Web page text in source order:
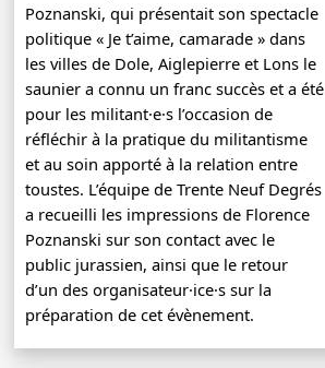
Poznanski, qui présentait son spectacle
politique « Je t’aime, camarade » dans
les villes de Dole, Aiglepierre et Lons le
saunier a connu un franc succès et a été
pour les militant·e·s l’occasion de
réfléchir à la pratique du militantisme
et au soin apporté à la relation entre
toustes. L’équipe de Trente Neuf Degrés
a recueilli les impressions de Florence
Poznanski sur son contact avec le
public jurassien, ainsi que le retour
d’un des organisateur·ice·s sur la
préparation de cet évènement.